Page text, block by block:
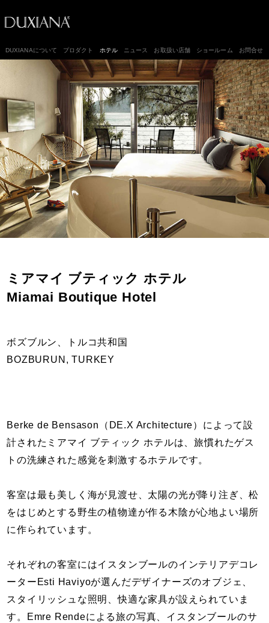
DUXIANAについて プロダクト ホテル ニュース お取扱い店舗 ショールーム お問合せ
ミアマイ ブティック ホテル
Miamai Boutique Hotel
ボズブルン、トルコ共和国
BOZBURUN, TURKEY
Berke de Bensason（DE.X Architecture）によって設
計されたミアマイ ブティック ホテルは、旅慣れたゲス
トの洗練された感覚を刺激するホテルです。
客室は最も美しく海が見渡せ、太陽の光が降り注ぎ、松
をはじめとする野生の植物達が作る木陰が心地よい場所
に作られています。
それぞれの客室にはイスタンブールのインテリアデコレ
ーターEsti Haviyoが選んだデザイナーズのオブジェ、
スタイリッシュな照明、快適な家具が設えられていま
す。Emre Rendeによる旅の写真、イスタンブールのサ